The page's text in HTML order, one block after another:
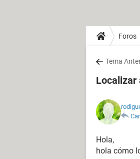
Foros
Tema
Localizar
Hola,
hola cómo